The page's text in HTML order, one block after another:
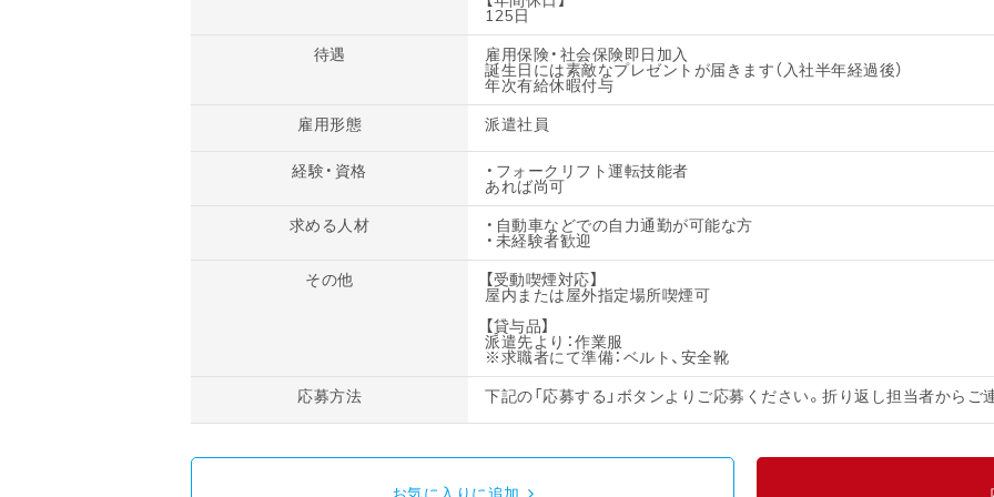
125日
待遇
雇用保険・社会保険即日加入
誕生日には素敵なプレゼントが届きます（入社半年経過後）
年次有給休暇付与
雇用形態
派遣社員
経験・資格 ・フォークリフト運転技能者
あれば尚可
求める人材
・自動車などでの自力通勤が可能な方
・未経験者歓迎
その他
【受動喫煙対応】
屋内または屋外指定場所喫煙可
【貸与品】
派遣先より：作業服
※求職者にて準備：ベルト、安全靴
応募方法
下記の「応募する」ボタンよりご応募ください。折り返し担当者からご